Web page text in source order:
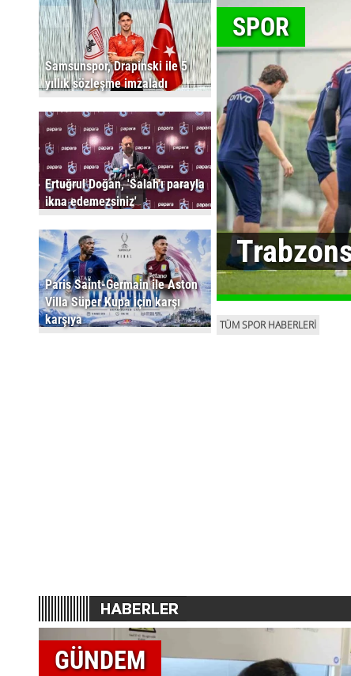
Samsunspor, Drapinski ile 5
yıllık sözleşme imzaladı
Ertuğrul Doğan, 'Salah'ı parayla
ikna edemezsiniz'
Paris Saint-Germain ile Aston
Villa Süper Kupa için karşı
karşıya
SPOR
TÜM SPOR HABERLERİ
GÜNDEM